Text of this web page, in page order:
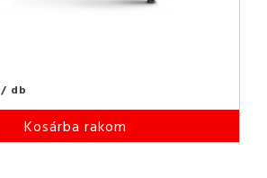
/ db
Kosárba rakom